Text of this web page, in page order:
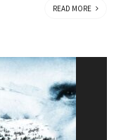
READ MORE